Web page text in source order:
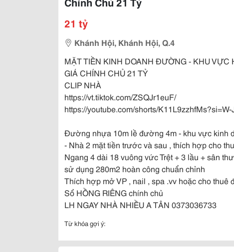
21 tỷ
Khánh Hội, Khánh Hội, Q.4
MẶT TIỀN KINH DOANH ĐƯỜNG - KHU VỰC
GIÁ CHÍNH CHỦ 21 TỶ
CLIP NHÀ
https://vt.tiktok.com/ZSQJr1euF/
https://youtube.com/shorts/
Đường nhựa 10m lề đường 4m - khu vực kinh
- Nhà 2 mặt tiền trước và sau , thích hợp cho
Ngang 4 dài 18 vuông vức Trệt + 3 lầu + sân
sử dụng 280m2 hoàn công chuẩn chỉnh
Thích hợp mở VP , nail , spa .vv hoặc cho thuê
Sổ HỒNG RIÊNG chính chủ
LH NGAY NHÀ NHIỀU A TÂN 0373036733
Từ khóa gợi ý: